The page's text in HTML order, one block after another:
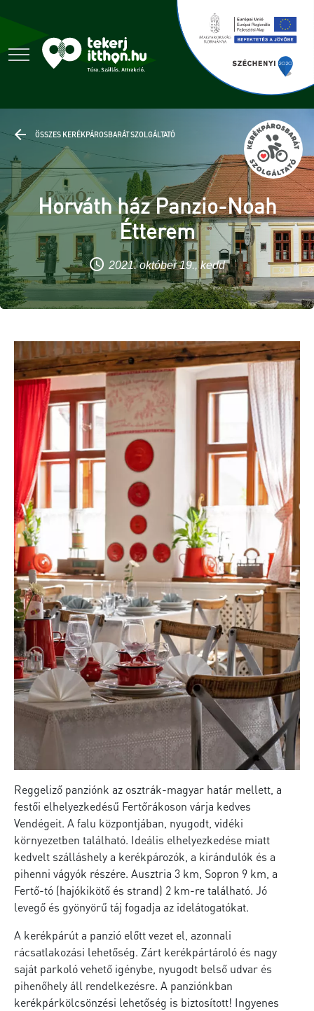
ÖSSZES KERÉKPÁROSBARÁT SZOLGÁLTATÓ
Horváth ház Panzio-Noah
Étterem
2021. október 19., kedd
Reggeliző panziónk az osztrák-magyar határ mellett, a
festői elhelyezkedésű Fertőrákoson várja kedves
Vendégeit. A falu központjában, nyugodt, vidéki
környezetben található. Ideális elhelyezkedése miatt
kedvelt szálláshely a kerékpározók, a kirándulók és a
pihenni vágyók részére. Ausztria 3 km, Sopron 9 km, a
Fertő-tó (hajókikötő és strand) 2 km-re található. Jó
levegő és gyönyörű táj fogadja az idelátogatókat.
A kerékpárút a panzió előtt vezet el, azonnali
rácsatlakozási lehetőség. Zárt kerékpártároló és nagy
saját parkoló vehető igénybe, nyugodt belső udvar és
pihenőhely áll rendelkezésre. A panziónkban
kerékpárkölcsönzési lehetőség is biztosított! Ingyenes